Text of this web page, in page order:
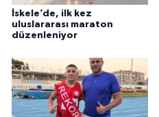
İskele’de, ilk kez
uluslararası maraton
düzenleniyor